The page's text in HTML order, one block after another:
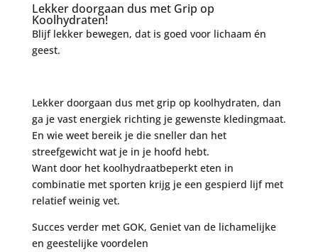
Lekker doorgaan dus met Grip op
Koolhydraten!
Blijf lekker bewegen, dat is goed voor lichaam én
geest.
Lekker doorgaan dus met grip op koolhydraten, dan
ga je vast energiek richting je gewenste kledingmaat.
En wie weet bereik je die sneller dan het
streefgewicht wat je in je hoofd hebt.
Want door het koolhydraatbeperkt eten in
combinatie met sporten krijg je een gespierd lijf met
relatief weinig vet.
Succes verder met GOK, Geniet van de lichamelijke
en geestelijke voordelen